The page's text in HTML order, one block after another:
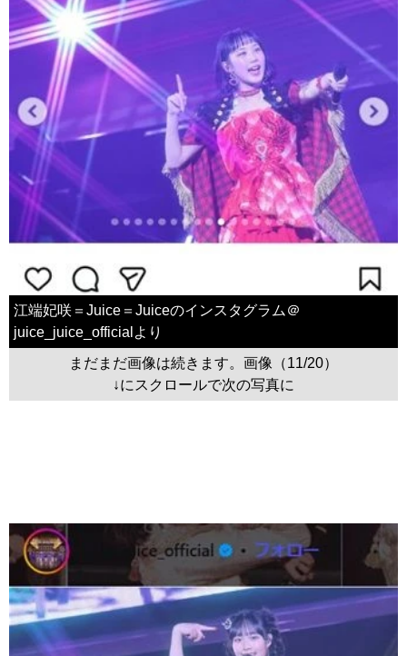
江端妃咲＝Juice＝Juiceのインスタグラム＠
juice_juice_officialより
まだまだ画像は続きます。画像（11/20）
↓にスクロールで次の写真に